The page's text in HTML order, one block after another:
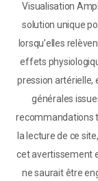
Visualisation
solution unique
lorsqu’elles
effets
pression artérielle,
générales
recommandations
la lecture de ce
cet avertissement
ne saurait être